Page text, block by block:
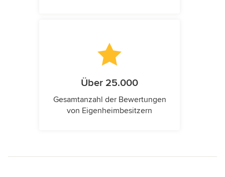
Über 25.000
Gesamtanzahl der Bewertungen
von Eigenheimbesitzern